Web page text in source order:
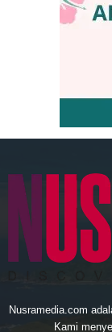
Nusramedia.com
Kami